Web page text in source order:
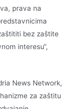
prava na
bez zaštite
interesu“,
News Network,
za zaštitu